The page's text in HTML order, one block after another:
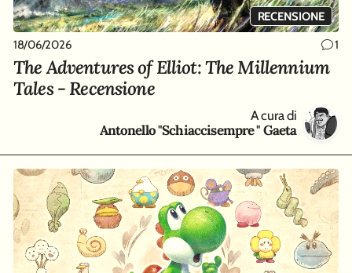
RECENSIONE
18/06/2026 1
The Adventures of Elliot: The Millennium
Tales - Recensione
A cura di
Antonello "Schiaccisempre " Gaeta